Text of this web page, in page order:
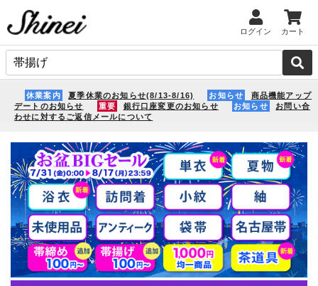
ログイン カート
休業案内 夏季休業のお知らせ(8/13-8/16) お知らせ
商品機能アップ
デートのお知らせ
重要 銀行口座変更のお知らせ お知らせ
お問い合
わせに対するご返信メールについて